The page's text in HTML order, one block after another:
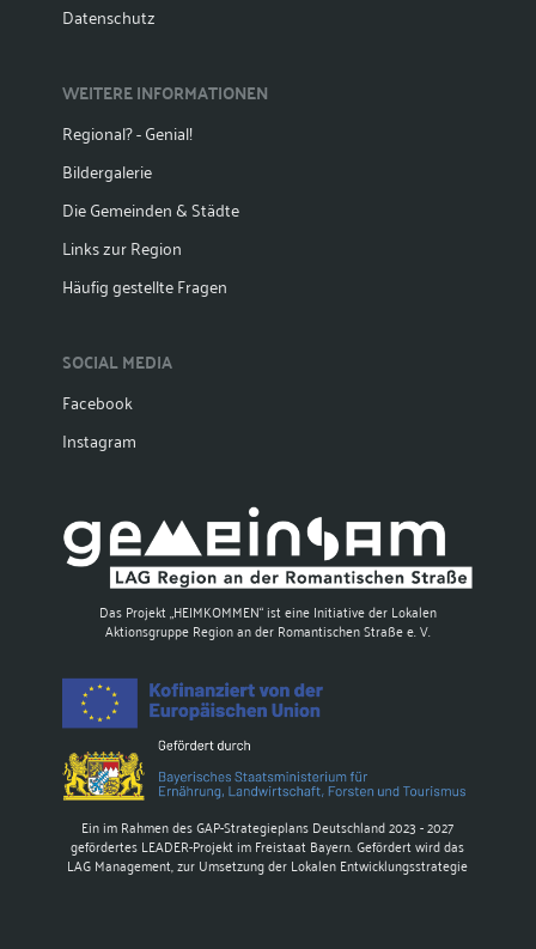
Datenschutz
WEITERE INFORMATIONEN
Regional? - Genial!
Bildergalerie
Die Gemeinden & Städte
Links zur Region
Häufig gestellte Fragen
SOCIAL MEDIA
Facebook
Instagram
Das Projekt „HEIMKOMMEN“ ist eine Initiative der Lokalen
Aktionsgruppe Region an der Romantischen Straße e. V.
Ein im Rahmen des GAP-Strategieplans Deutschland 2023 - 2027
gefördertes LEADER-Projekt im Freistaat Bayern. Gefördert wird das
LAG Management, zur Umsetzung der Lokalen Entwicklungsstrategie